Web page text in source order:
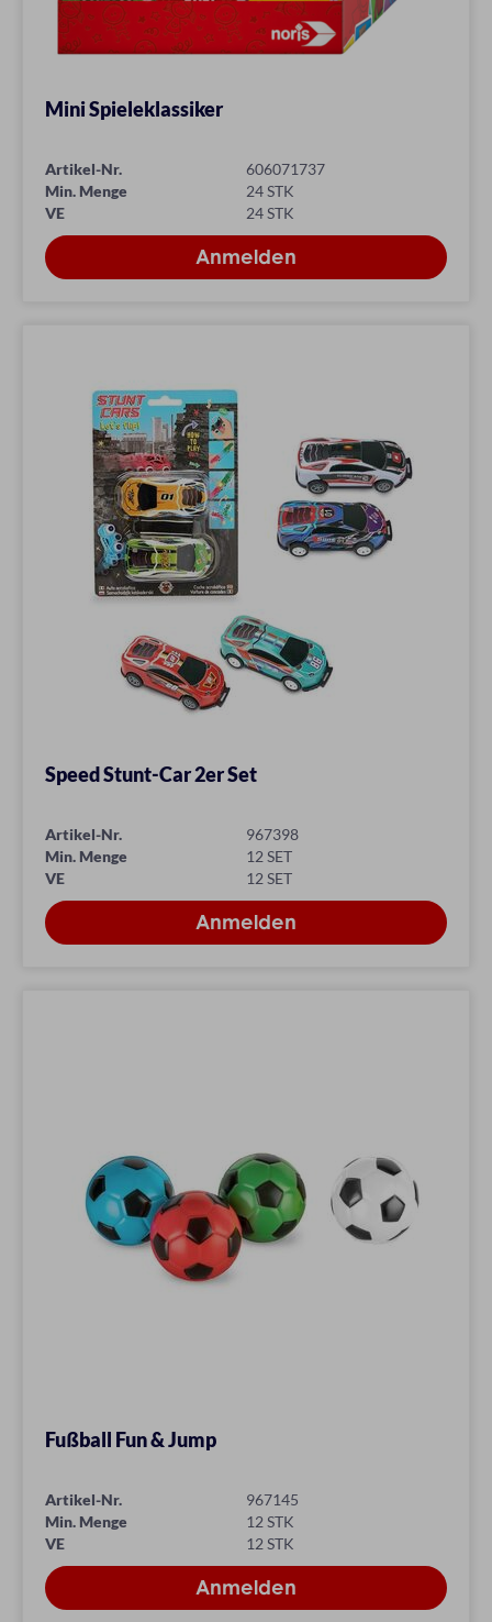
Mini Spieleklassiker
Artikel-Nr.
606071737
Min. Menge
24 STK
VE
24 STK
Speed Stunt-Car 2er Set
Artikel-Nr.
967398
Min. Menge
12 SET
VE
12 SET
Fußball Fun & Jump
Artikel-Nr.
967145
Min. Menge
12 STK
VE
12 STK